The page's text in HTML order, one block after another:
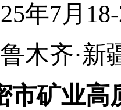
5年7月 18-
木齐·新
市矿业高